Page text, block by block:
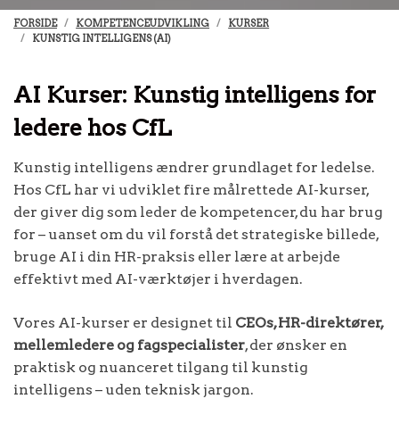
FORSIDE KOMPETENCEUDVIKLING
KURSER
KUNSTIG INTELLIGENS (AI)
AI Kurser: Kunstig intelligens for
ledere hos CfL
Kunstig intelligens ændrer grundlaget for ledelse.
Hos CfL har vi udviklet fire målrettede AI-kurser,
der giver dig som leder de kompetencer, du har brug
for – uanset om du vil forstå det strategiske billede,
bruge AI i din HR-praksis eller lære at arbejde
effektivt med AI-værktøjer i hverdagen.
Vores AI-kurser er designet til CEOs, HR-direktører,
mellemledere og fagspecialister, der ønsker en
praktisk og nuanceret tilgang til kunstig
intelligens – uden teknisk jargon.